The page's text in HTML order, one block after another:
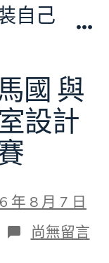
自己
國 與
設計
年 8 月 7 日
在
〈切
尚無留言